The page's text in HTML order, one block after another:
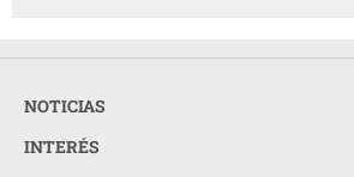
NOTICIAS
INTERÉS